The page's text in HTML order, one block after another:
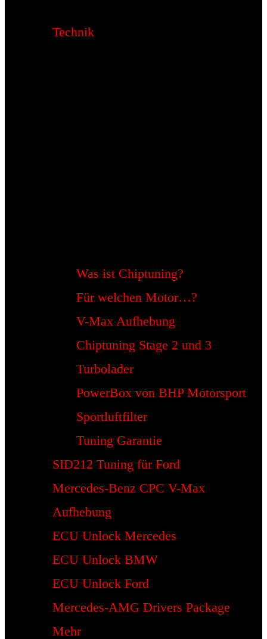
Technik
Was ist Chiptuning?
Für welchen Motor…?
V-Max Aufhebung
Chiptuning Stage 2 und 3
Turbolader
PowerBox von BHP Motorsport
Sportluftfilter
Tuning Garantie
SID212 Tuning für Ford
Mercedes-Benz CPC V-Max
Aufhebung
ECU Unlock Mercedes
ECU Unlock BMW
ECU Unlock Ford
Mercedes-AMG Drivers Package
Mehr